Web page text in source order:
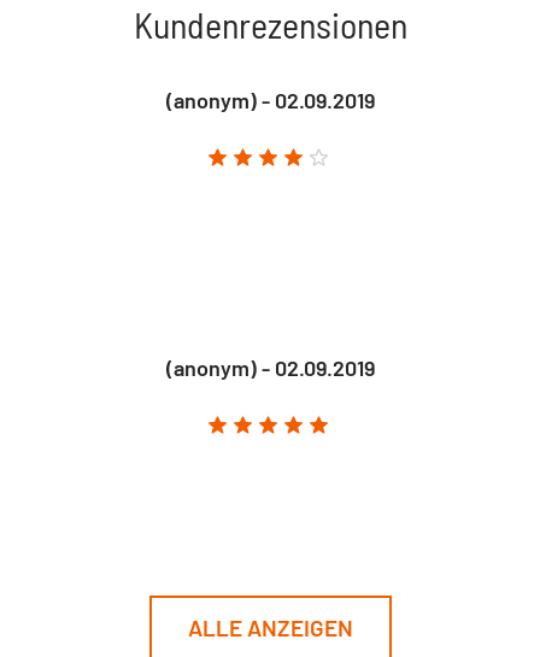
Kundenrezensionen
(anonym) - 02.09.2019
(anonym) - 02.09.2019
ALLE ANZEIGEN